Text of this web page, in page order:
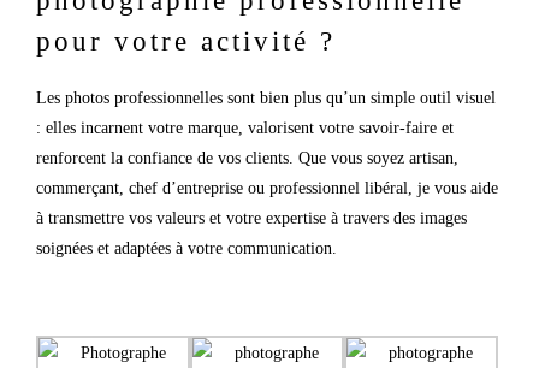
pour votre activité ?
Les photos professionnelles sont bien plus qu’un simple outil visuel
: elles incarnent votre marque, valorisent votre savoir-faire et
renforcent la confiance de vos clients. Que vous soyez artisan,
commerçant, chef d’entreprise ou professionnel libéral, je vous aide
à transmettre vos valeurs et votre expertise à travers des images
soignées et adaptées à votre communication.